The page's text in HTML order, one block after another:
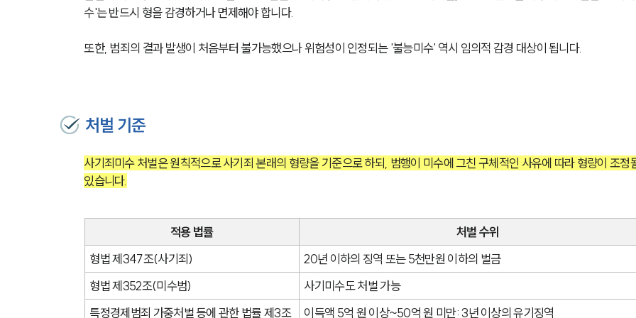
수'는 반드시 형을 감경하거나 면제해야 합니다.
또한, 범죄의 결과 발생이 처음부터 불가능했으나 위험성이 인정되는 '불능미수' 역시 임의적 감경 대상이 됩니다.
처벌 기준
사기죄미수 처벌은 원칙적으로 사기죄 본래의 형량을 기준으로 하되, 범행이 미수에 그친 구체적인 사유에 따라 형량이 조정
있습니다.
적용 법률
처벌 수위
형법 제347조(사기죄)
20년 이하의 징역 또는 5천만원 이하의 벌금
형법 제352조(미수범)
사기미수도 처벌 가능
특정경제범죄 가중처벌 등에 관한 법률 제3조
이득액 5억 원 이상~50억 원 미만: 3년 이상의 유기징역